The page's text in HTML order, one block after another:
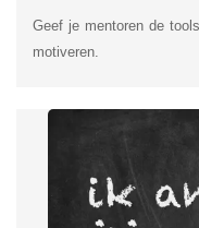
Geef je mentoren de
motiveren.